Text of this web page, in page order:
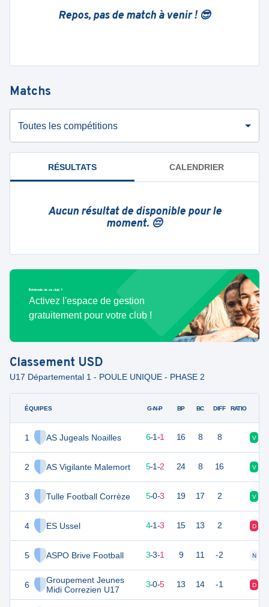
Repos, pas de match à venir ! 😎
Matchs
Toutes les compétitions
RÉSULTATS CALENDRIER
Aucun résultat de disponible pour le
moment. 😔
Bénévole de ce club ?
Activez l'espace de gestion
gratuitement pour votre club !
Classement USD
U17 Départemental 1 - POULE UNIQUE - PHASE 2
ÉQUIPES
1 AS Jugeals Noailles
2 AS Vigilante Malemort
3 Tulle Football Corrèze
4 ES Ussel
5 ASPO Brive Football
6
Groupement Jeunes
Midi Correzien U17
G-N-P BP BC DIFF RATIO
19 6-1-1 16 8 8 V
16 8 5-1-2 24 8 16 V
15 8 5-0-3 19 17 2 V
4-1-3 15 13 2 D
11 3-3-1 9 11 -2 N
9 3-0-5 13 14 -1 D